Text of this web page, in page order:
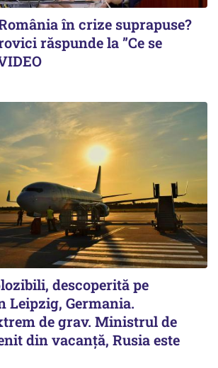
în crize suprapuse?
răspunde la ”Ce se
descoperită pe
Leipzig, Germania.
de grav. Ministrul de
din vacanță, Rusia este